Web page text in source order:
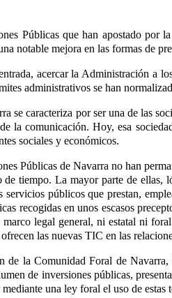
Públicas que han apostado por
notable mejora en las formas de
acercar la Administración a
administrativos se han
se caracteriza por ser una de las
la comunicación. Hoy, esa
sociales y económicos.
Públicas de Navarra no han
de tiempo. La mayor parte de ellas,
servicios públicos que prestan,
recogidas en unos escasos
legal general, ni estatal ni
las nuevas TIC en las
de la Comunidad Foral de
de inversiones públicas,
una ley foral el uso de